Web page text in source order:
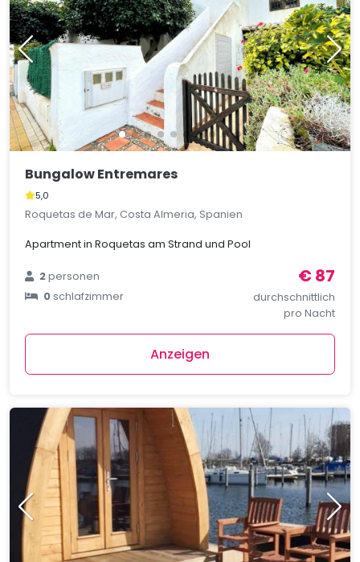
Bungalow Entremares
5,0
Roquetas de Mar, Costa Almeria, Spanien
Apartment in Roquetas am Strand und Pool
2personen
0schlafzimmer
€ 87
durchschnittlich
pro Nacht
Anzeigen